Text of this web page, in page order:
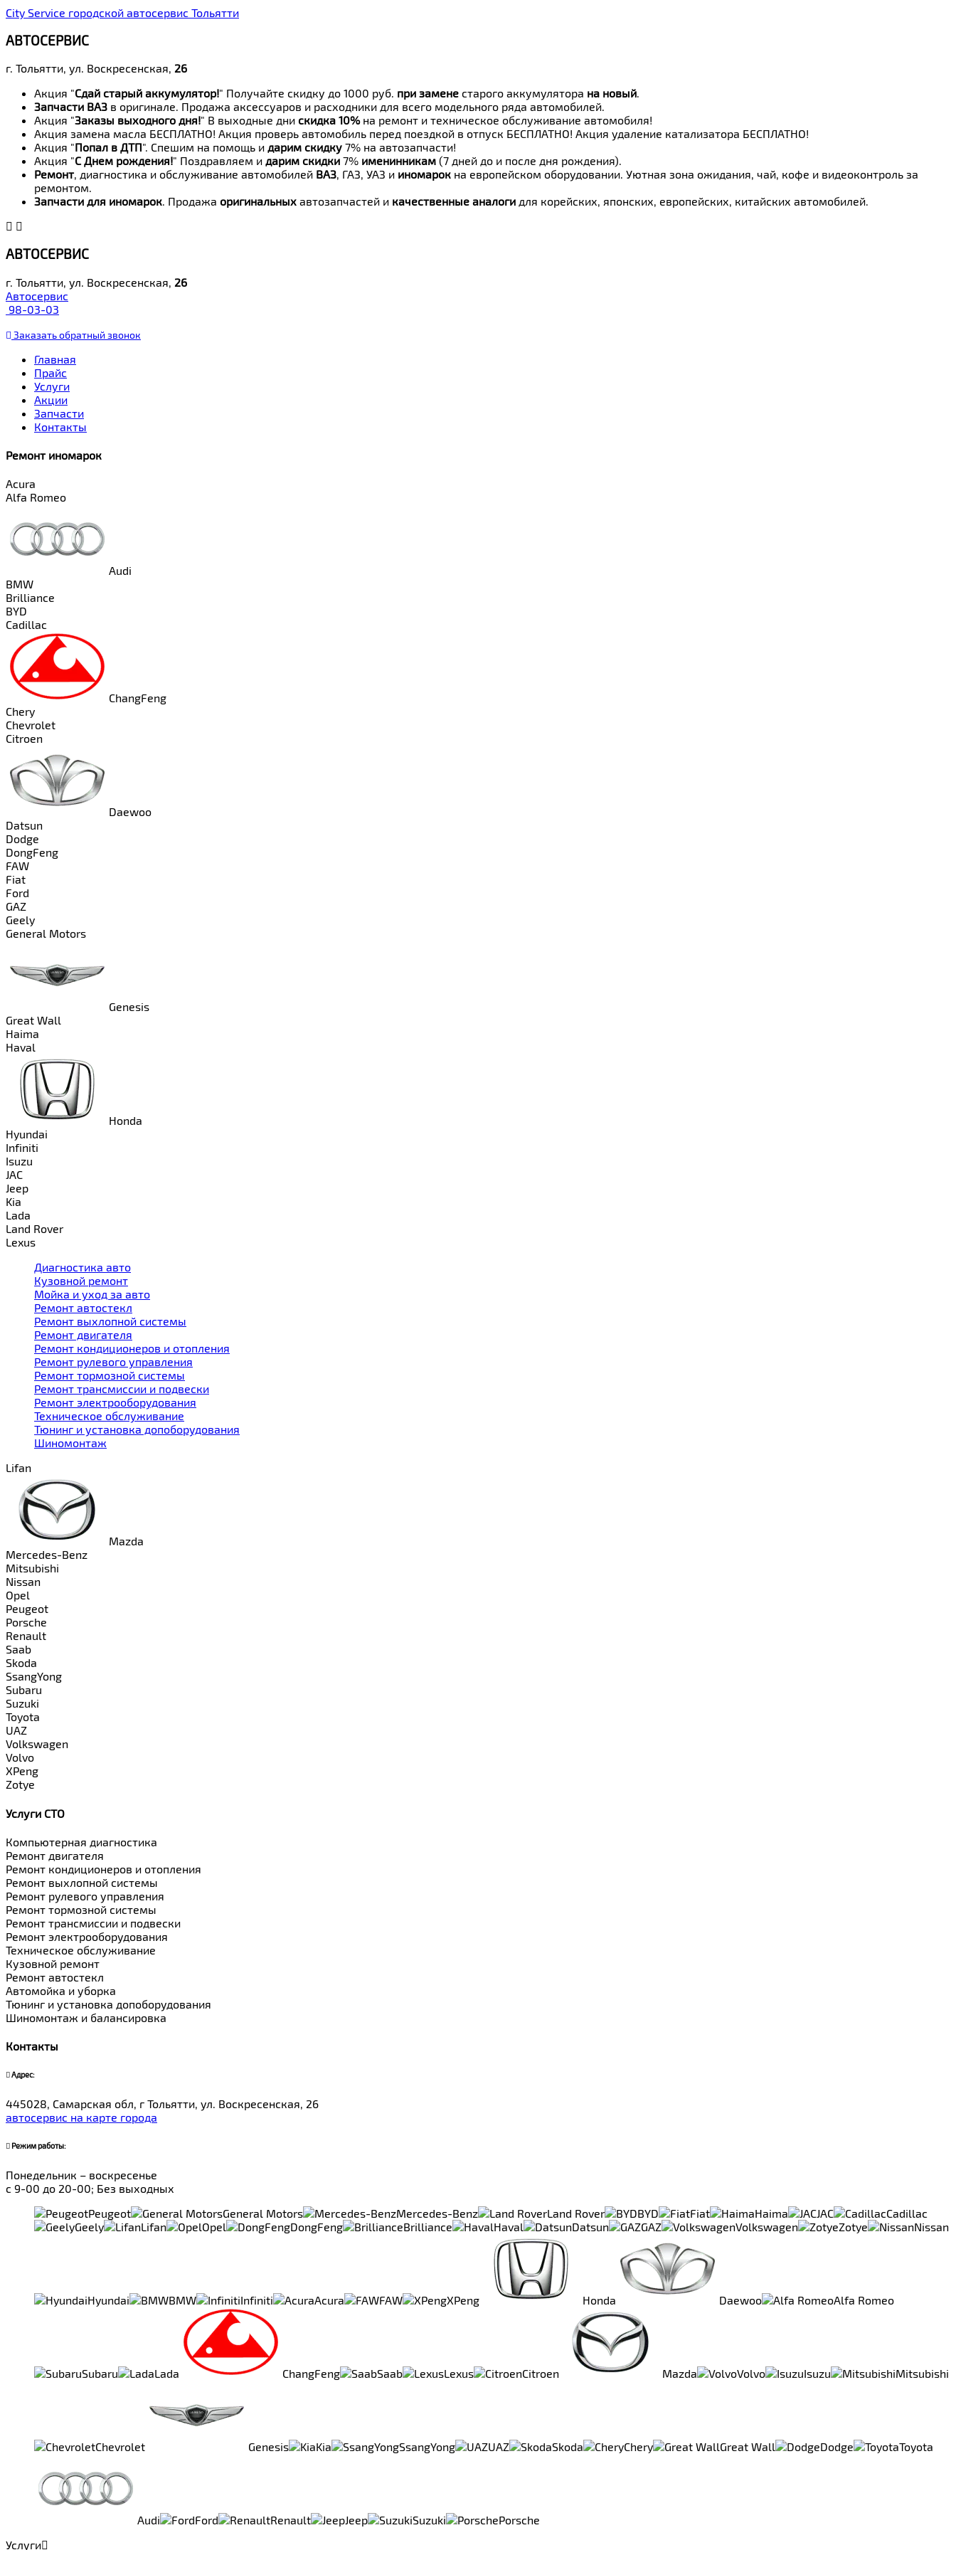
City Service городской автосервис Тольятти
АВТОСЕРВИС
г. Тольятти, ул. Воскресенская, 26
Акция "Сдай старый аккумулятор!" Получайте скидку до 1000 руб. при замене старого аккумулятора на новый.
Запчасти ВАЗ в оригинале. Продажа аксессуаров и расходники для всего модельного ряда автомобилей.
Акция "Заказы выходного дня!" В выходные дни скидка 10%на ремонт и техническое обслуживание автомобиля!
Акция замена масла БЕСПЛАТНО! Акция проверь автомобиль перед поездкой в отпуск БЕСПЛАТНО! Акция удаление катализатора БЕСПЛАТНО!
Акция "Попал в ДТП". Спешим на помощь и дарим скидку 7% на автозапчасти!
Акция "С Днем рождения!" Поздравляем и дарим скидки 7% именинникам (7 дней до и после дня рождения).
Ремонт, диагностика и обслуживание автомобилей ВАЗ, ГАЗ, УАЗ и иномарок на европейском оборудовании. Уютная зона ожидания, чай, кофе и видеоконтроль за
ремонтом.
Запчасти для иномарок. Продажа оригинальных автозапчастей и качественные аналоги для корейских, японских, европейских, китайских автомобилей.
АВТОСЕРВИС
г. Тольятти, ул. Воскресенская, 26
Автосервис
98-03-03
Заказатьобратныйзвонок
Главная
Прайс
Услуги
Акции
Запчасти
Контакты
Ремонт иномарок
Acura
Alfa Romeo
Audi
BMW
Brilliance
BYD
Cadillac
ChangFeng
Chery
Chevrolet
Citroen
Daewoo
Datsun
Dodge
DongFeng
FAW
Fiat
Ford
GAZ
Geely
General Motors
Genesis
Great Wall
Haima
Haval
Honda
Hyundai
Infiniti
Isuzu
JAC
Jeep
Kia
Lada
Land Rover
Lexus
Диагностика авто
Кузовной ремонт
Мойка и уход за авто
Ремонт автостекл
Ремонт выхлопной системы
Ремонт двигателя
Ремонт кондиционеров и отопления
Ремонт рулевого управления
Ремонт тормозной системы
Ремонт трансмиссии и подвески
Ремонт электрооборудования
Техническое обслуживание
Тюнинг и установка допоборудования
Шиномонтаж
Lifan
Mazda
Mercedes-Benz
Mitsubishi
Nissan
Opel
Peugeot
Porsche
Renault
Saab
Skoda
SsangYong
Subaru
Suzuki
Toyota
UAZ
Volkswagen
Volvo
XPeng
Zotye
Услуги СТО
Компьютерная диагностика
Ремонт двигателя
Ремонт кондиционеров и отопления
Ремонт выхлопной системы
Ремонт рулевого управления
Ремонт тормозной системы
Ремонт трансмиссии и подвески
Ремонт электрооборудования
Техническое обслуживание
Кузовной ремонт
Ремонт автостекл
Автомойка и уборка
Тюнинг и установка допоборудования
Шиномонтаж и балансировка
Контакты
Адрес:
445028, Самарская обл, г Тольятти, ул. Воскресенская, 26
автосервис на карте города
Режим работы:
Понедельник – воскресенье
с 9-00 до 20-00; Без выходных
Peugeot
General Motors Mercedes-Benz Land Rover BYD Fiat Haima JAC
Cadillac
Geely
Lifan Opel DongFeng Brilliance Haval Datsun GAZ Volkswagen Zotye Nissan
Hyundai BMW Infiniti Acura FAW XPeng Honda Daewoo Alfa Romeo
Subaru Lada ChangFeng Saab Lexus Citroen Mazda Volvo Isuzu Mitsubishi
Chevrolet Genesis Kia SsangYong UAZ Skoda Chery Great Wall Dodge Toyota
Audi Ford Renault Jeep Suzuki
Porsche
Услуги